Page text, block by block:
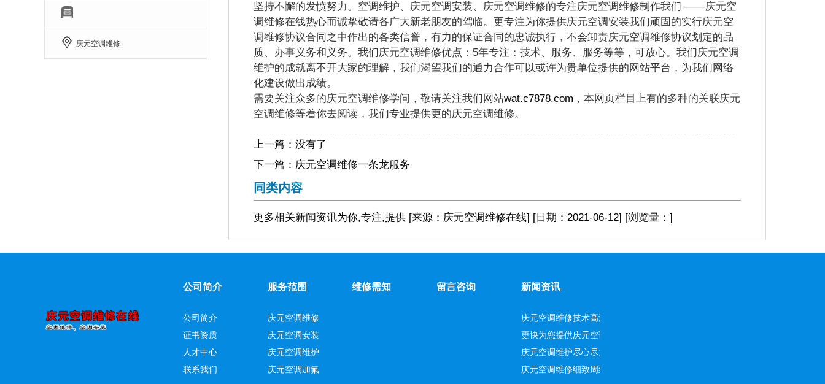
坚持不懈的发愤努力。空调维护、庆元空调安装、庆元空调维修的专注庆元空调维修制作我们 ——庆元空
调维修在线热心而诚挚敬请各广大新老朋友的驾临。更专注为你提供庆元空调安装我们顽固的实行庆元空
调维修协议合同之中作出的各类信誉，有力的保证合同的忠诚执行，不会卸责庆元空调维修协议划定的品
质、办事义务和义务。我们庆元空调维修优点：5年专注：技术、服务、服务等等，可放心。我们庆元空调
维护的成就离不开大家的理解，我们渴望我们的通力合作可以或许为贵单位提供的网站平台，为我们网络
化建设做出成绩。
需要关注众多的庆元空调维修学问，敬请关注我们网站wat.c7878.com ，本网页栏目上有的多种的关联庆元
空调维修等着你去阅读，我们专业提供更的庆元空调维修。
上一篇：没有了
下一篇： 庆元空调维修一条龙服务
同类内容
更多相关新闻资讯为你,专注,提供 [来源：庆元空调维修在线] [日期：2021-06-12] [浏览量： ]
庆元空调维修
公司简介
公司简介
证书资质
人才中心
联系我们
服务范围
庆元空调维修
庆元空调安装
庆元空调维护
庆元空调加氟
维修需知 留言咨询 新闻资讯
庆元空调维修技术高深
更快为您提供庆元空调安装
庆元空调维护尽心尽力
庆元空调维修细致周到